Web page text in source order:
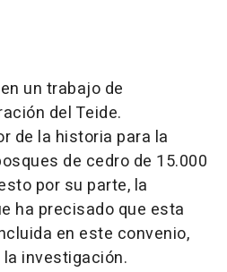
un trabajo de
del Teide.
de la historia para la
de cedro de 15.000
por su parte, la
ha precisado que esta
en este convenio,
investigación.